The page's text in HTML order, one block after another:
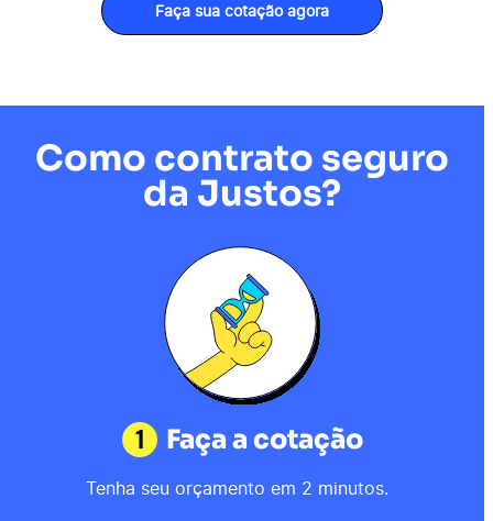
Faça sua cotação agora
Como contrato seguro
da Justos?
1 Faça a cotação
Tenha seu orçamento em 2 minutos.